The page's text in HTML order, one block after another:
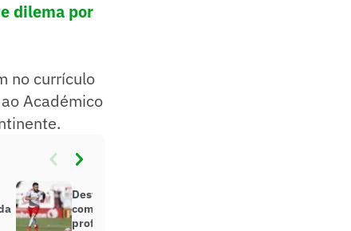
dilema por
no currículo
Académico
Destaque do Bragantino, Léo Ortiz
completará 150 jogos como
profissional na Copa do Brasil